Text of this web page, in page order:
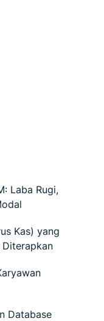
Laba Rugi,
Kas) yang
Database